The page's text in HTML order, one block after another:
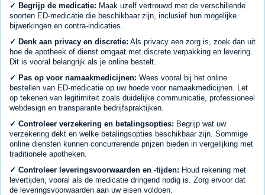
✓ Begrijp de medicatie: Maak uzelf vertrouwd met de verschillende
soorten ED-medicatie die beschikbaar zijn, inclusief hun mogelijke
bijwerkingen en contra-indicaties.
✓ Denk aan privacy en discretie: Als privacy een zorg is, zoek dan uit
hoe de apotheek of dienst omgaat met discrete verpakking en levering.
Dit is vooral belangrijk als je online bestelt.
✓ Pas op voor namaakmedicijnen: Wees vooral bij het online
bestellen van ED-medicatie op uw hoede voor namaakmedicijnen. Let
op tekenen van legitimiteit zoals duidelijke communicatie, professioneel
webdesign en transparante bedrijfspraktijken.
✓ Controleer verzekering en betalingsopties: Begrijp wat uw
verzekering dekt en welke betalingsopties beschikbaar zijn. Sommige
online diensten kunnen concurrerende prijzen bieden in vergelijking met
traditionele apotheken.
✓ Controleer leveringsvoorwaarden en -tijden: Houd rekening met
levertijden, vooral als de medicatie dringend nodig is. Zorg ervoor dat
de leveringsvoorwaarden aan uw eisen voldoen.